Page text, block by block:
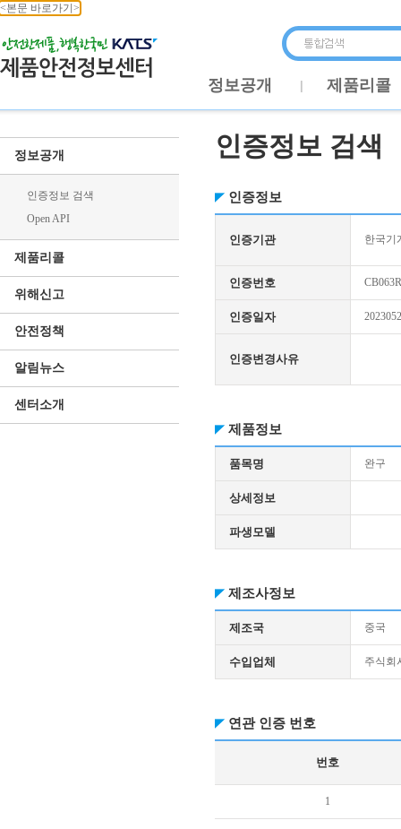
<본문 바로가기>
정보공개 제품리콜
정보공개
인증정보 검색
Open API
제품리콜
위해신고
안전정책
알림뉴스
센터소개
인증정보 검색
인증정보
인증기관 한국기
인증번호
인증일자
인증변경사유
제품정보
품목명 완구
상세정보
파생모델
제조사정보
제조국 중국
수입업체 주식회
연관 인증 번호
번호
1